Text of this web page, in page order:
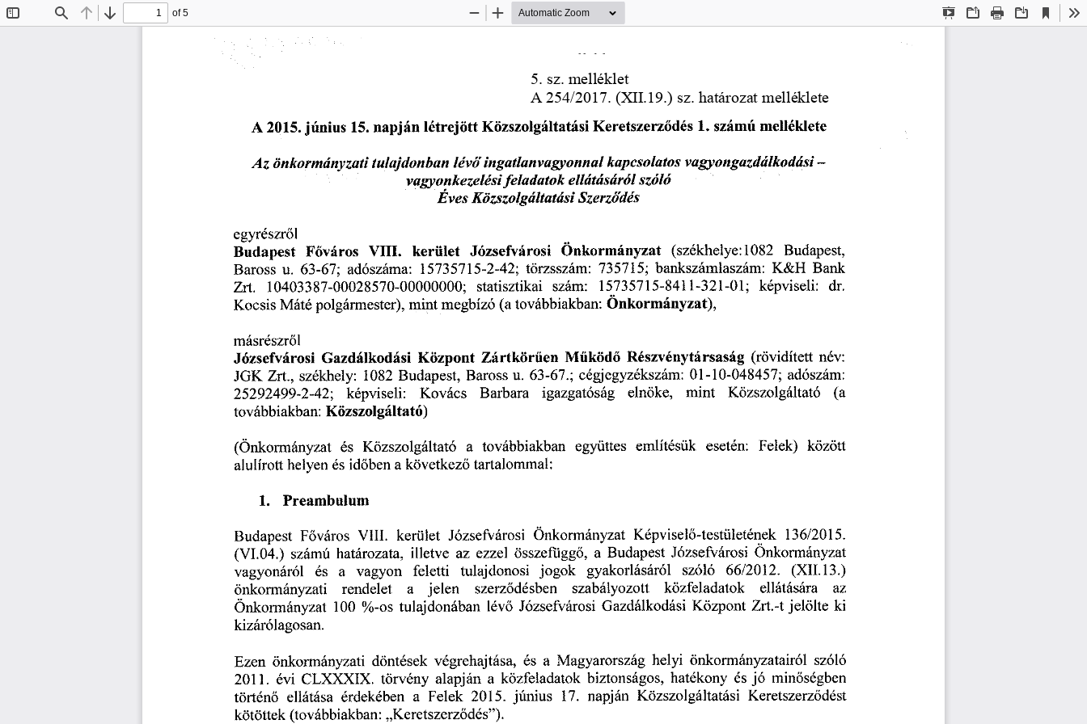
Find Previous
Next
of 5
Presentation
OpenPrint Download
Current
View
Zoom
Zoom
  gazdasági
  társaságokkal
  tárgyú
  előterjesztéshez
A  2015. június
  15.
napján létrejött
  Közszolgáltatási
  Keretszerződés
  1.
számú
  melléklete
Az
  önkormányzati
   tulajdonban
   lévőingatlanvagyonnal
      kapcsolatos
   vagyongazdálkodási
      -
vagyonkezelési
   feladatok
   ellátásáról
    szóló
Eves
  Közszolgáltatási
      Szerződés
Budapest
   Főváros
   VIII.
   kerület
   Józsefvárosi
   Önkormányzat
    (székhelye:
1082
   Budapest,
Baross
  u.
  63-67;
  adószáma:
   15735715-2-42;
  törzsszám:
  735715;
  bankszámlaszám:
  K&H
  Bank
Zrt.
   10403387-00028570-00000000;
    statisztikai
   szám:
   15735715-8411-321-01;
   képviseli:
   dr.
Kocsis Máté polgármester),
  mint
  megbízó
  (a
továbbiakban:
  Önkormányzat),
Józsefvárosi
  Gazdálkodási
  Központ
  Zártkörűen
  Működő
  Részvénytársaság
  (rövidített
  név:
JGK
  Zrt.,
  székhely:
  1082
  Budapest,
  Baross
  u.
  63-67.;
  cégjegyzékszám:
  01-10-048457;
  adószám:
25292499-2-42;
    képviseli:
    Kovács
    Barbara
    igazgatóság
    elnöke,
    mint
    Közszolgáltató
    (a
továbbiakban:
  Közszolgáltató)
(Önkormányzat
   és
   Közszolgáltató
   a
   továbbiakban
   együttes
   említésük
   esetén:
   Felek)
   között
alulírott
  helyen
  és
  időben
  a következő
  tartalommal:
1.      Preambulum
Budapest
   Főváros
   VIII.
   kerület
   Józsefvárosi
   Önkormányzat
   Képviselő-testületének
    136/2015.
(VI.04.)
  számú
  határozata,
  illetve
  az
  ezzel
  összefüggő,
  a  Budapest
  Józsefvárosi
  Önkormányzat
vagyonáról
    és
   a
   vagyon
   feletti
   tulajdonosi
   jogok
   gyakorlásáról
   szóló
   66/2012.
   (XII.
13.)
önkormányzati
     rendelet
     a
    jelen
     szerződésben
     szabályozott
    közfeladatok
    ellátására
     az
Önkormányzat
   100
  %-os
  tulajdonában
  lévő
  Józsefvárosi
  Gazdálkodási
  Központ
  Zrt.-t
jelölte
  ki
kizárólagosan.
Ezen
  önkormányzati
  döntések
  végrehajtása,
  és
  a  Magyarország
  helyi
  önkormányzatairól
   szóló
2011.
  évi
  CLXXXIX.
  törvény
  alapján
  a  közfeladatok
  biztonságos,
  hatékony
  és
jó
   minőségben
történő
   ellátása
  érdekében
   a
  Felek
  2015.
  június
   17.
  napján
  Közszolgáltatási
   Keretszerződést
kötöttek
  (továbbiakban:
  „Keretszerződés").
egyrészről
másrészről